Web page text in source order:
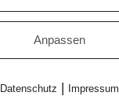
Anpassen
Datenschutz | Impressum